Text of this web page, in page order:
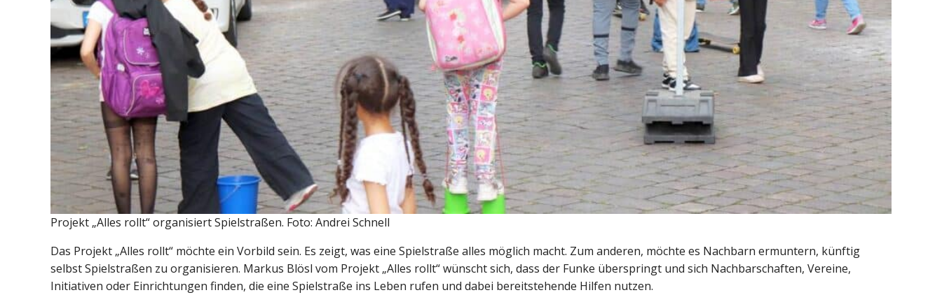
Projekt „Alles rollt“ organisiert Spielstraßen. Foto: Andrei Schnell
Das Projekt „Alles rollt“ möchte ein Vorbild sein. Es zeigt, was eine Spielstraße alles möglich macht. Zum anderen, möchte es Nachbarn ermuntern, künftig
selbst Spielstraßen zu organisieren. Markus Blösl vom Projekt „Alles rollt“ wünscht sich, dass der Funke überspringt und sich Nachbarschaften, Vereine,
Initiativen oder Einrichtungen finden, die eine Spielstraße ins Leben rufen und dabei bereitstehende Hilfen nutzen.